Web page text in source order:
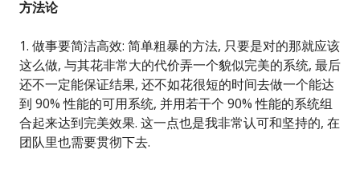
方法论
1. 做事要简洁高效: 简单粗暴的方法, 只要是对的那就应该
这么做, 与其花非常大的代价弄一个貌似完美的系统, 最后
还不一定能保证结果, 还不如花很短的时间去做一个能达
到 90% 性能的可用系统, 并用若干个 90% 性能的系统组
合起来达到完美效果. 这一点也是我非常认可和坚持的, 在
团队里也需要贯彻下去.